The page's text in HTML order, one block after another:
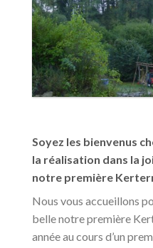
Soyez les bienvenus
la réalisation dans la
notre première
Nous vous accueillons
belle notre première
année au cours d’un